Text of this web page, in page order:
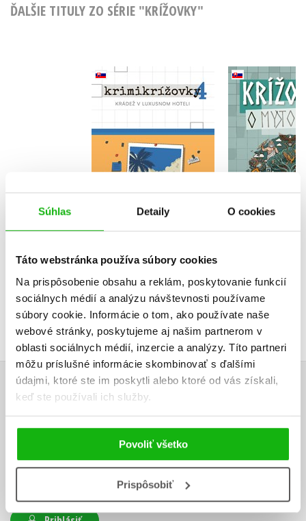
Súhlas Detaily O cookies
Táto webstránka používa súbory cookies
Na prispôsobenie obsahu a reklám, poskytovanie funkcií
sociálnych médií a analýzu návštevnosti používame
súbory cookie. Informácie o tom, ako používate naše
webové stránky, poskytujeme aj našim partnerom v
oblasti sociálnych médií, inzercie a analýzy. Títo partneri
môžu príslušné informácie skombinovať s ďalšími
údajmi, ktoré ste im poskytli alebo ktoré od vás získali,
keď ste používali ich služby.
Povoliť všetko
Prispôsobiť
ĎALŠIE TITULY ZO SÉRIE "KRÍŽOVKY"
Krimikrížovky 4
Do košíka
4,67 €
Krížovky o
Pavol
UŽIVATEĽSKÁ RECENZIA
Žiadne užívateľské hodnotenia nie sú dostupné.
Vaše hodnotenie
Používateľskú recenziu môžu vkladať len registrovaní užívatelia